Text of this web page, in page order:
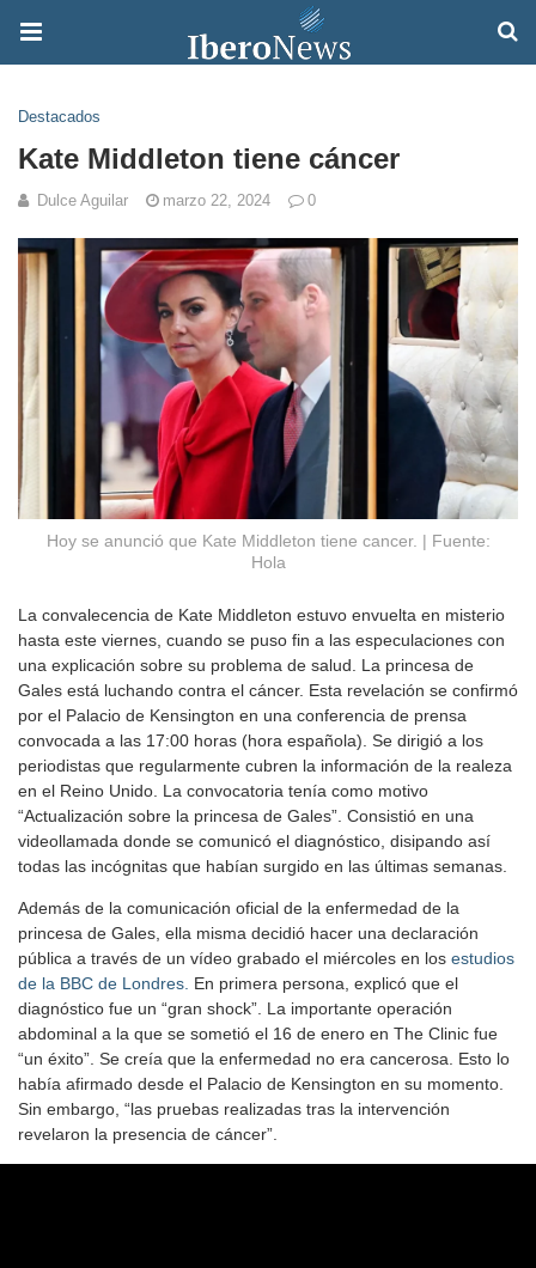
Destacados
Kate Middleton tiene cáncer
Dulce Aguilar marzo 22, 2024 0
Hoy se anunció que Kate Middleton tiene cancer. | Fuente:
Hola
La convalecencia de Kate Middleton estuvo envuelta en misterio
hasta este viernes, cuando se puso fin a las especulaciones con
una explicación sobre su problema de salud. La princesa de
Gales está luchando contra el cáncer. Esta revelación se confirmó
por el Palacio de Kensington en una conferencia de prensa
convocada a las 17:00 horas (hora española). Se dirigió a los
periodistas que regularmente cubren la información de la realeza
en el Reino Unido. La convocatoria tenía como motivo
“Actualización sobre la princesa de Gales”. Consistió en una
videollamada donde se comunicó el diagnóstico, disipando así
todas las incógnitas que habían surgido en las últimas semanas.
Además de la comunicación oficial de la enfermedad de la
princesa de Gales, ella misma decidió hacer una declaración
pública a través de un vídeo grabado el miércoles en los estudios
de la BBC de Londres. En primera persona, explicó que el
diagnóstico fue un “gran shock”. La importante operación
abdominal a la que se sometió el 16 de enero en The Clinic fue
“un éxito”. Se creía que la enfermedad no era cancerosa. Esto lo
había afirmado desde el Palacio de Kensington en su momento.
Sin embargo, “las pruebas realizadas tras la intervención
revelaron la presencia de cáncer”.